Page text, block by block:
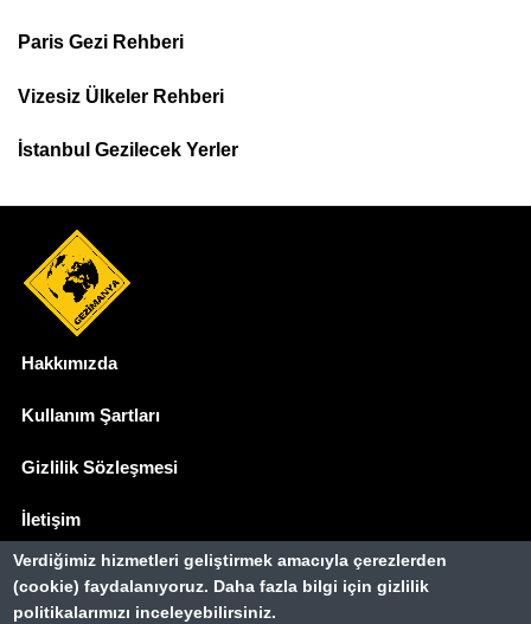
Top
Menu
Paris Gezi Rehberi
Vizesiz Ülkeler Rehberi
İstanbul Gezilecek Yerler
Hakkımızda
Kullanım Şartları
Gizlilik Sözleşmesi
İletişim
Basında Biz
Verdiğimiz hizmetleri geliştirmek amacıyla çerezlerden
(cookie) faydalanıyoruz. Daha fazla bilgi için gizlilik
politikalarımızı inceleyebilirsiniz.